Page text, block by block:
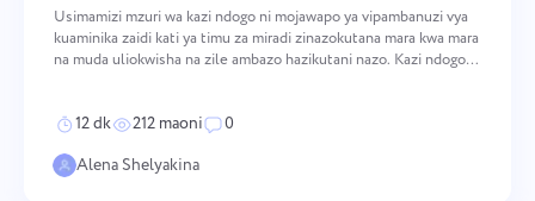
Português
Usimamizi mzuri wa kazi ndogo ni mojawapo ya vipambanuzi vya
kuaminika zaidi kati ya timu za miradi zinazokutana mara kwa mara
na muda uliokwisha na zile ambazo hazikutani nazo. Kazi ndogo si
12 dk 212 maoni
0
Alena Shelyakina
Usimamizi wa Mradi
Dhibiti habari za mradi (hali/maandiko) na shughuli za timu
mahali pamoja.
Usimamizi wa Kampuni